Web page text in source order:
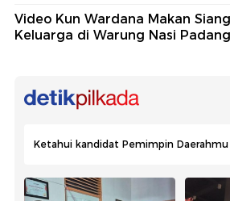
Video Kun Wardana Makan
Keluarga di Warung Nasi Padang
Ketahui kandidat Pemimpin Daerahmu